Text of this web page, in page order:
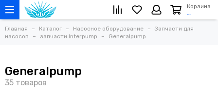
Корзина
…
Главная Каталог Насосное оборудование
Запчасти для
насосов
запчасти Interpump Generalpump
Generalpump